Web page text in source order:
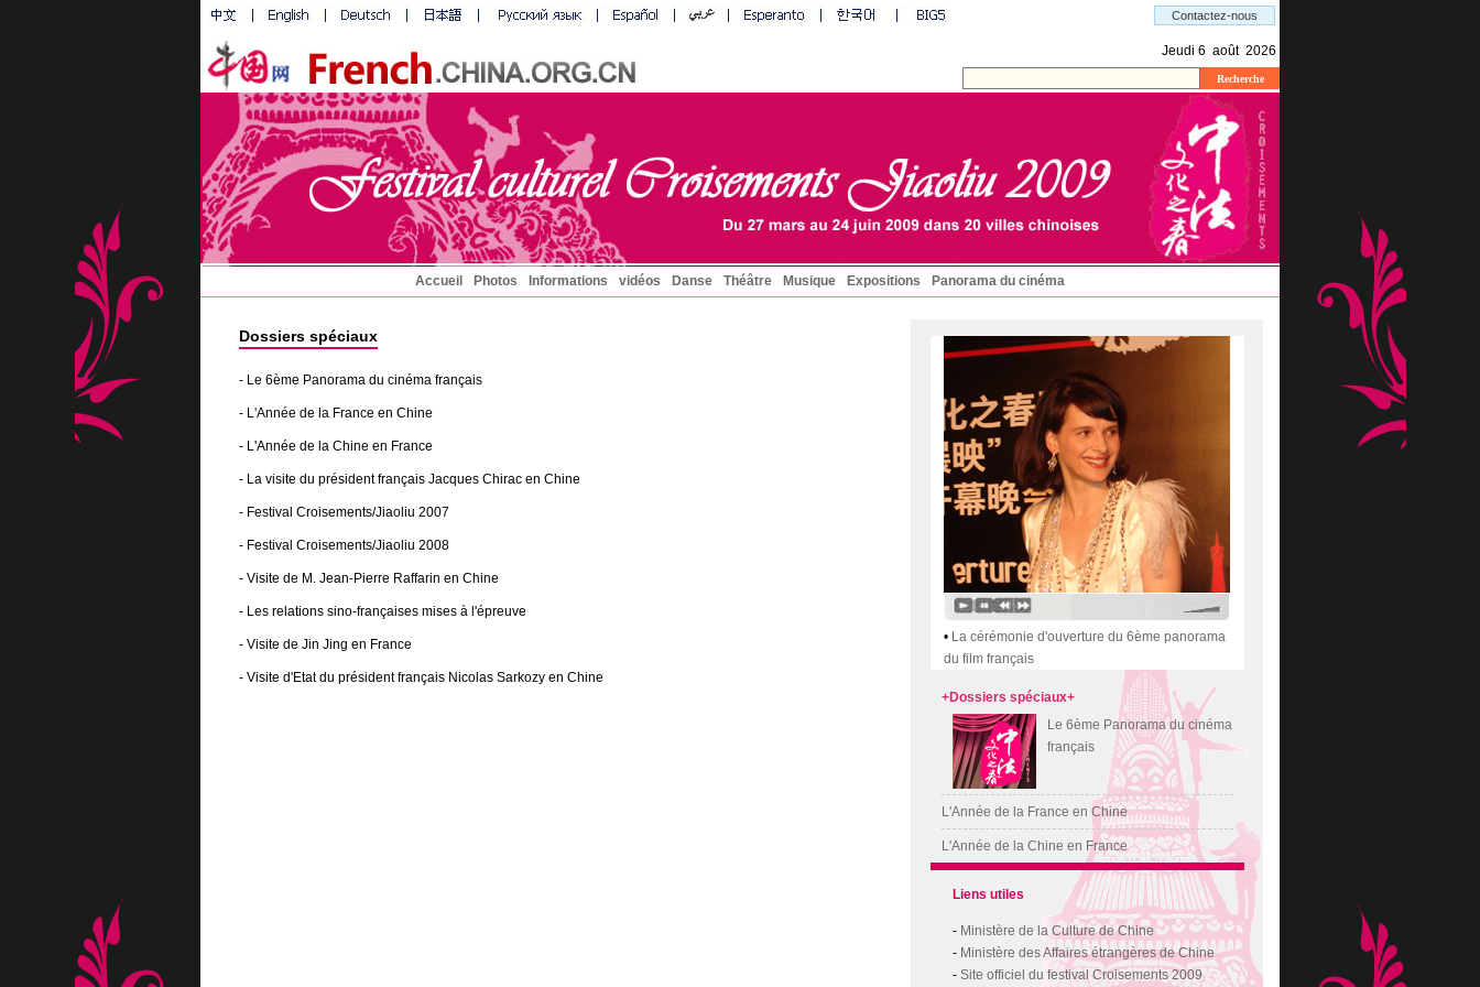
Accueil Photos Informations vidéos Danse Théâtre Musique Expositions Panorama du cinéma
• La cérémonie d'ouverture du 6ème panorama
du film français
+Dossiers spéciaux+
Le 6ème Panorama du cinéma
français
L'Année de la France en Chine
L'Année de la Chine en France
Liens utiles
- Ministère de la Culture de Chine
- Ministère des Affaires étrangères de Chine
- Site officiel du festival Croisements 2009
Dossiers spéciaux
- Le 6ème Panorama du cinéma français
- L'Année de la France en Chine
- L'Année de la Chine en France
- La visite du président français Jacques Chirac en Chine
- Festival Croisements/Jiaoliu 2007
- Festival Croisements/Jiaoliu 2008
- Visite de M. Jean-Pierre Raffarin en Chine
- Les relations sino-françaises mises à l'épreuve
- Visite de Jin Jing en France
- Visite d'Etat du président français Nicolas Sarkozy en Chine